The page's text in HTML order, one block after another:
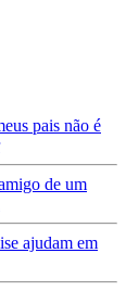
pais não é
de um
ajudam em